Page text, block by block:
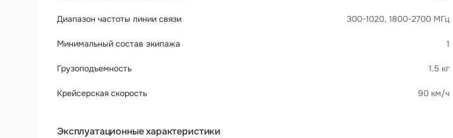
Диапазон частоты линии связи 300-1020, 1800-2700 МГц
Минимальный состав экипажа 1
Грузоподъемность 1.5 кг
Крейсерская скорость 90 км/ч
Эксплуатационные характеристики